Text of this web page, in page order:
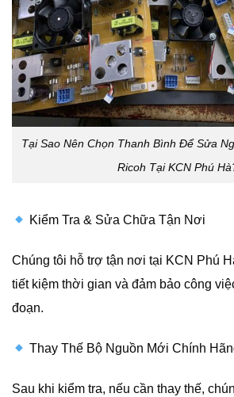
Tại Sao Nên Chọn Thanh Bình Để Sửa
Ricoh Tại KCN Phú
Kiểm Tra & Sửa Chữa Tận Nơi
Chúng tôi hỗ trợ tận nơi tại KCN Phú
tiết kiệm thời gian và đảm bảo công
đoạn.
Thay Thế Bộ Nguồn Mới Chính
Sau khi kiểm tra, nếu cần thay thế,